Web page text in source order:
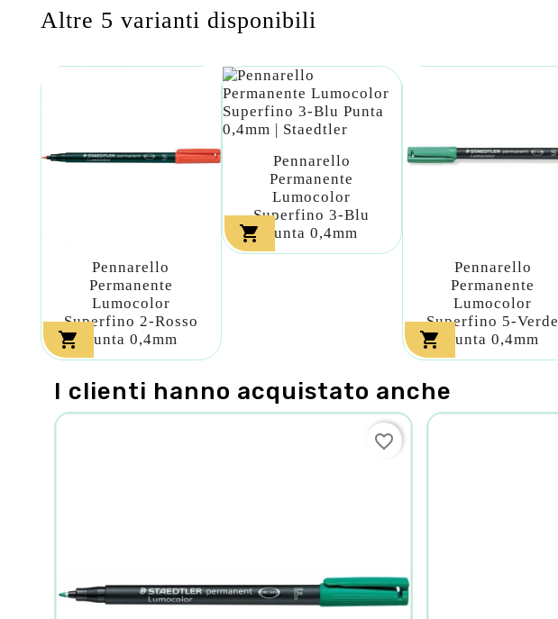
Altre 5 varianti disponibili
Pennarello
Permanente
Lumocolor
Superfino 2-Rosso
Punta 0,4mm

Pennarello
Permanente
Lumocolor
Superfino 3-Blu
Punta 0,4mm

Pennarello
Permanente
Lumocolor
Superfino 5-Verde
Punta 0,4mm

I clienti hanno acquistato anche
favorite_border